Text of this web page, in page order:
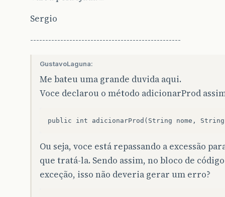
Sergio
--------------------------------------------------
GustavoLaguna:
Me bateu uma grande duvida aqui.
Voce declarou o método adicionarProd
Ou seja, voce está repassando a excessão
que tratá-la. Sendo assim, no bloco de
exceção, isso não deveria gerar um erro?